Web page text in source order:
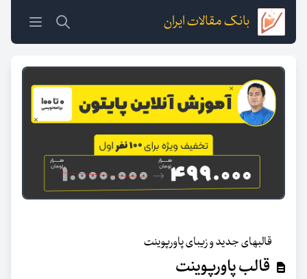
بانک مقالات ایران
قالبهای جدید و زیبای پاورپوینت
قالب پاورپوینت